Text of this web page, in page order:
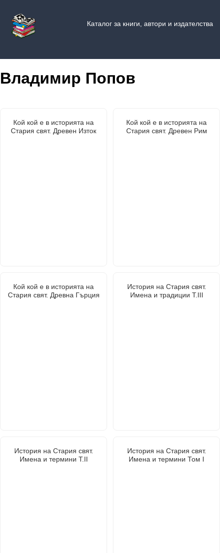
Каталог за книги, автори и издателства
Владимир Попов
Кой кой е в историята на
Стария свят. Древен Изток
Кой кой е в историята на
Стария свят. Древен Рим
Кой кой е в историята на
Стария свят. Древна Гърция
История на Стария свят.
Имена и традиции Т.III
История на Стария свят.
Имена и термини Т.II
История на Стария свят.
Имена и термини Том I